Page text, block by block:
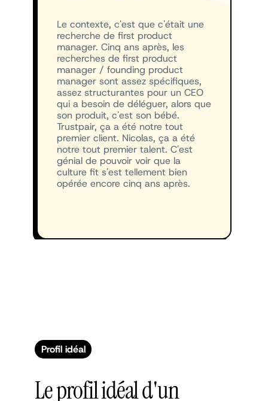
Le contexte, c'est que c'était une
recherche de first product
manager. Cinq ans après, les
recherches de first product
manager / founding product
manager sont assez spécifiques,
assez structurantes pour un CEO
qui a besoin de déléguer, alors que
son produit, c'est son bébé.
Trustpair, ça a été notre tout
premier client. Nicolas, ça a été
notre tout premier talent. C'est
génial de pouvoir voir que la
culture fit s'est tellement bien
opérée encore cinq ans après.
Profil idéal
Le profil idéal d'un